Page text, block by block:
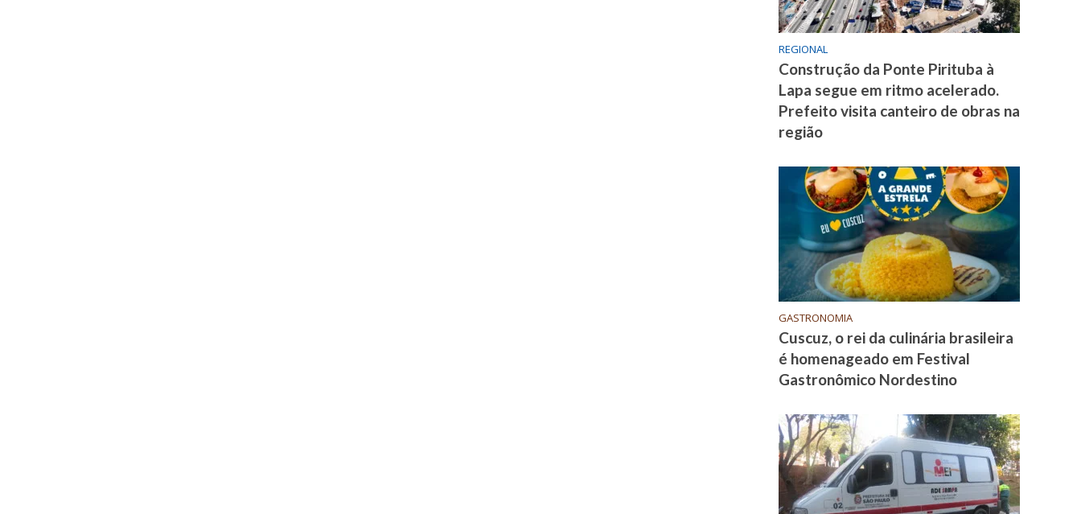
REGIONAL
Construção da Ponte Pirituba à
Lapa segue em ritmo acelerado.
Prefeito visita canteiro de obras na
região
GASTRONOMIA
Cuscuz, o rei da culinária brasileira
é homenageado em Festival
Gastronômico Nordestino